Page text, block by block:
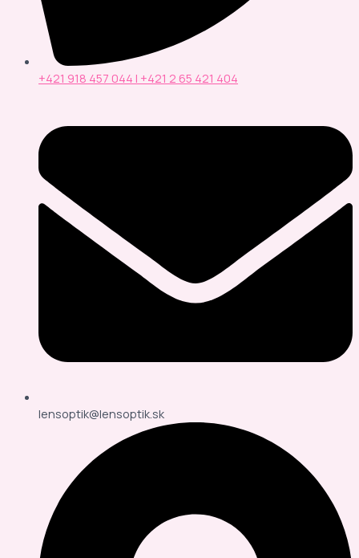
+421 918 457 044 | +421 2 65 421 404
lensoptik@lensoptik.sk